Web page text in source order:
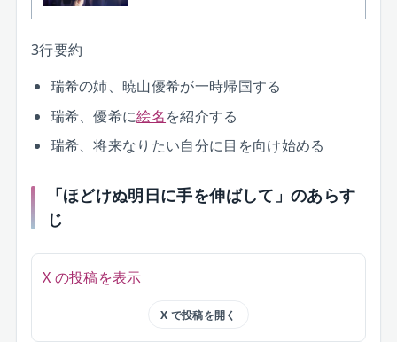
3行要約
瑞希の姉、暁山優希が一時帰国する
瑞希、優希に絵名を紹介する
瑞希、将来なりたい自分に目を向け始める
「ほどけぬ明日に手を伸ばして」のあらす
じ
X の投稿を表示
X で投稿を開く